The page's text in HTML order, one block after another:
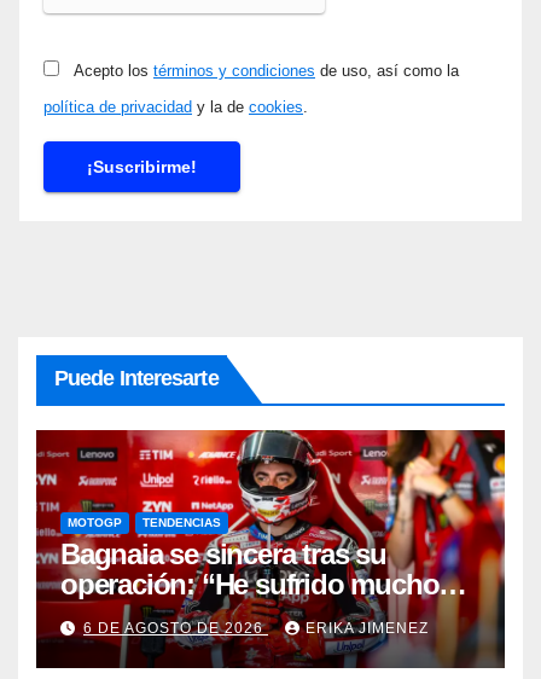
Acepto los términos y condiciones de uso, así como la
política de privacidad y la de cookies.
Puede Interesarte
MOTOGP TENDENCIAS
Bagnaia se sincera tras su
operación: “He sufrido mucho
durante el último año y medio”
6 DE AGOSTO DE 2026 ERIKA JIMENEZ